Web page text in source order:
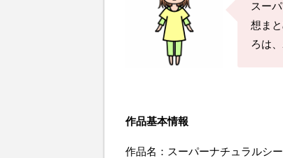
スー
想ま
ろは
作品基本情報
作品名：スーパーナチュラルシ